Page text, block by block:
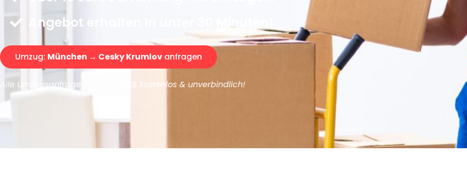
Angebot erhalten in unter 30 Minuten!
Umzug: München → Cesky Krumlov anfragen
Alle Umzugsanfragen sind zu 100% kostenlos & unverbindlich!